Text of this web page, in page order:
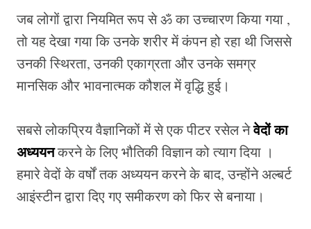
जब लोगों द्वारा नियमित रूप से ॐ का उच्चारण किया गया ,
तो यह देखा गया कि उनके शरीर में कंपन हो रहा थी जिससे
उनकी स्थिरता, उनकी एकाग्रता और उनके समग्र
मानसिक और भावनात्मक कौशल में वृद्धि हुई।
सबसे लोकप्रिय वैज्ञानिकों में से एक पीटर रसेल नेवेदों का
अध्ययनकरने के लिए भौतिकी विज्ञान को त्याग दिया ।
हमारे वेदों के वर्षों तक अध्ययन करने के बाद, उन्होंने अल्बर्ट
आइंस्टीन द्वारा दिए गए समीकरण को फिर से बनाया।